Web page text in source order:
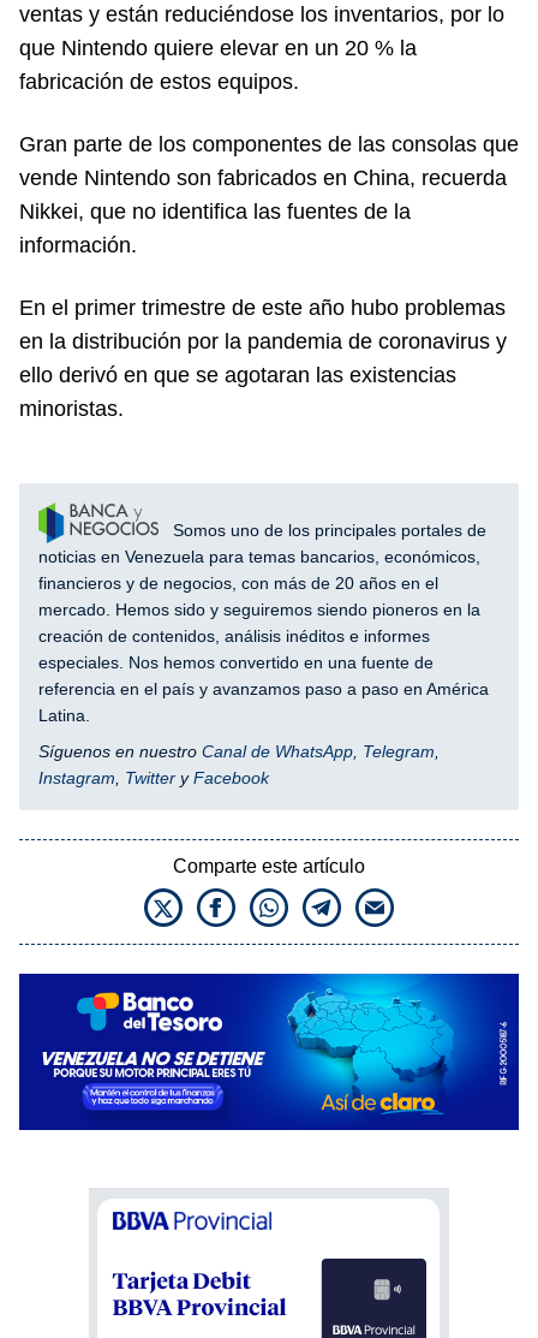
ventas y están reduciéndose los inventarios, por lo
que Nintendo quiere elevar en un 20 % la
fabricación de estos equipos.
Gran parte de los componentes de las consolas que
vende Nintendo son fabricados en China, recuerda
Nikkei, que no identifica las fuentes de la
información.
En el primer trimestre de este año hubo problemas
en la distribución por la pandemia de coronavirus y
ello derivó en que se agotaran las existencias
minoristas.
Somos uno de los principales portales de
noticias en Venezuela para temas bancarios, económicos,
financieros y de negocios, con más de 20 años en el
mercado. Hemos sido y seguiremos siendo pioneros en la
creación de contenidos, análisis inéditos e informes
especiales. Nos hemos convertido en una fuente de
referencia en el país y avanzamos paso a paso en América
Latina.
Síguenos en nuestro Canal de WhatsApp Telegram
Instagram
Twitter yFacebook
Comparte este artículo